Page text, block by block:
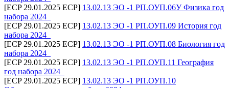
[ECP 29.01.2025 ECP] 13.02.13 ЭО -1 РП.ОУП.06У Физика год
набора 2024_
[ECP 29.01.2025 ECP] 13.02.13 ЭО -1 РП.ОУП.09 История год
набора 2024_
[ECP 29.01.2025 ECP] 13.02.13 ЭО -1 РП.ОУП.08 Биология год
набора 2024_
[ECP 29.01.2025 ECP] 13.02.13 ЭО -1 РП.ОУП.11 География
год набора 2024_
[ECP 29.01.2025 ECP] 13.02.13 ЭО -1 РП.ОУП.10